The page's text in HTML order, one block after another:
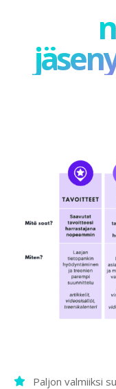
Paljon valmiiksi